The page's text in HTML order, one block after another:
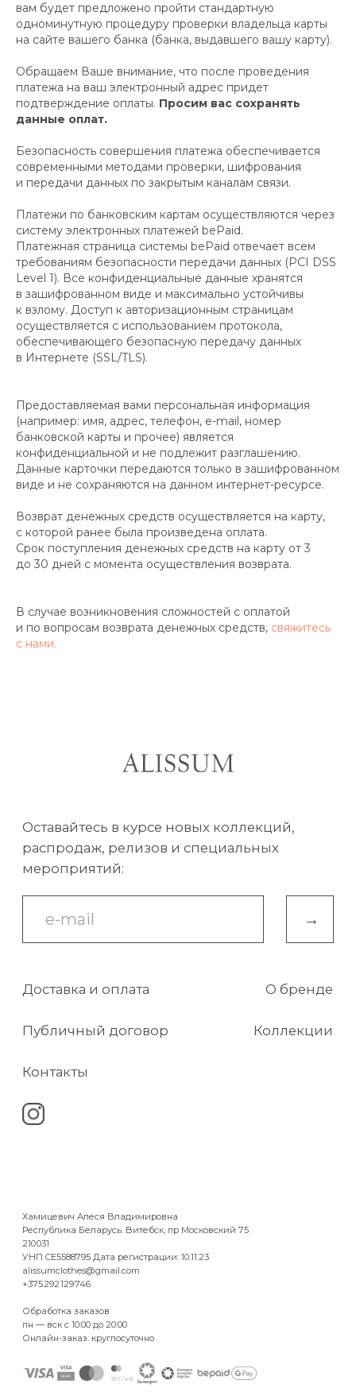
вам будет предложено пройти стандартную
одноминутную процедуру проверки владельца карты
на сайте вашего банка (банка, выдавшего вашу карту).
Обращаем Ваше внимание, что после проведения
платежа на ваш электронный адрес придет
подтверждение оплаты. Просим вас сохранять
данные оплат.
Безопасность совершения платежа обеспечивается
современными методами проверки, шифрования
и передачи данных по закрытым каналам связи.
Платежи по банковским картам осуществляются через
систему электронных платежей bePaid.
Платежная страница системы bePaid отвечает всем
требованиям безопасности передачи данных (PCI DSS
Level 1). Все конфиденциальные данные хранятся
в зашифрованном виде и максимально устойчивы
к взлому. Доступ к авторизационным страницам
осуществляется с использованием протокола,
обеспечивающего безопасную передачу данных
в Интернетe (SSL/TLS).
Предоставляемая вами персональная информация
(например: имя, адрес, телефон, e-mail, номер
банковской карты и прочее) является
конфиденциальной и не подлежит разглашению.
Данные карточки передаются только в зашифрованном
виде и не сохраняются на данном интернет-ресурсе.
Возврат денежных средств осуществляется на карту,
с которой ранее была произведена оплата.
Срок поступления денежных средств на карту от 3
до 30 дней с момента осуществления возврата.
В случае возникновения сложностей с оплатой
и по вопросам возврата денежных средств, свяжитесь
с нами.
О бренде
Доставка и оплата
Контакты
→
Хамицевич Алеся Владимировна
Республика Беларусь. Витебск, пр Московский 75
210 031
УНП CE5588795 Дата регистрации: 10.11.23
alissumclothes@gmail.com
Обработка заказов
пн — вск с 10:00 до 20:00
Онлайн-заказ: круглосуточно
Оставайтесь в курсе новых коллекций,
распродаж, релизов и специальных
Сайт не является интернет-магазином,
а представляет каталог авторских примеров
работ и образцов, по которым может быть